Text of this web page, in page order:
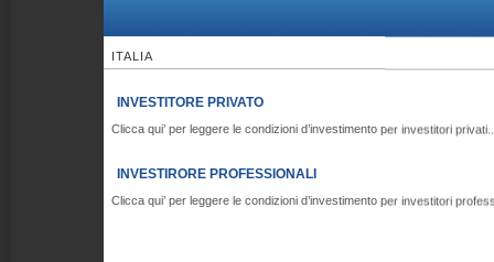
ITALIA
INVESTITORE PRIVATO
Clicca qui’ per leggere le condizioni d’investimento per investitori
INVESTIRORE PROFESSIONALI
Clicca qui’ per leggere le condizioni d’investimento per investitori